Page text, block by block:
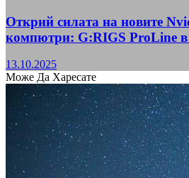
Открий силата на новите
компютри: G:RIGS ProLine в
13.10.2025
Може Да Харесате